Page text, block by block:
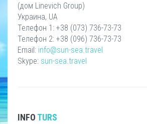
(дом Linevich Group)
Украина, UA
Телефон 1: +38 (073) 736-73-73
Телефон 2: +38 (096) 736-73-73
Email: info@sun-sea.travel
Skype: sun-sea.travel
INFO TURS